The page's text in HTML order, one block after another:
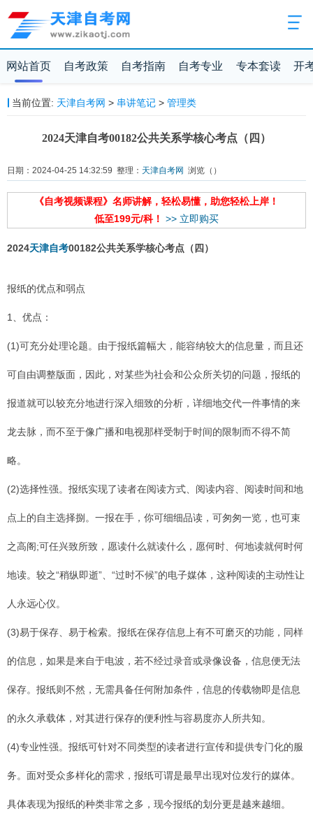
网站首页 自考政策 自考指南 自考专业 专本套读 开
当前位置: 天津自考网 > 串讲笔记> 管理类
2024天津自考00182公共关系学核心考点（四）
日期：2024-04-25 14:32:59 整理： 天津自考网 浏览（ ）
《自考视频课程》名师讲解，轻松易懂，助您轻松上岸！
低至199元/科！ >> 立即购买
2024天津自考00182公共关系学核心考点（四）
报纸的优点和弱点
1、优点：
(1)可充分处理论题。由于报纸篇幅大，能容纳较大的信息量，而且还
可自由调整版面，因此，对某些为社会和公众所关切的问题，报纸的
报道就可以较充分地进行深入细致的分析，详细地交代一件事情的来
龙去脉，而不至于像广播和电视那样受制于时间的限制而不得不简
略。
(2)选择性强。报纸实现了读者在阅读方式、阅读内容、阅读时间和地
点上的自主选择捌。一报在手，你可细细品读，可匆匆一览，也可束
之高阁;可任兴致所致，愿读什么就读什么，愿何时、何地读就何时何
地读。较之“稍纵即逝”、“过时不候”的电子媒体，这种阅读的主动性让
人永远心仪。
(3)易于保存、易于检索。报纸在保存信息上有不可磨灭的功能，同样
的信息，如果是来自于电波，若不经过录音或录像设备，信息便无法
保存。报纸则不然，无需具备任何附加条件，信息的传载物即是信息
的永久承载体，对其进行保存的便利性与容易度亦人所共知。
(4)专业性强。报纸可针对不同类型的读者进行宣传和提供专门化的服
务。面对受众多样化的需求，报纸可谓是最早出现对位发行的媒体。
具体表现为报纸的种类非常之多，现今报纸的划分更是越来越细。